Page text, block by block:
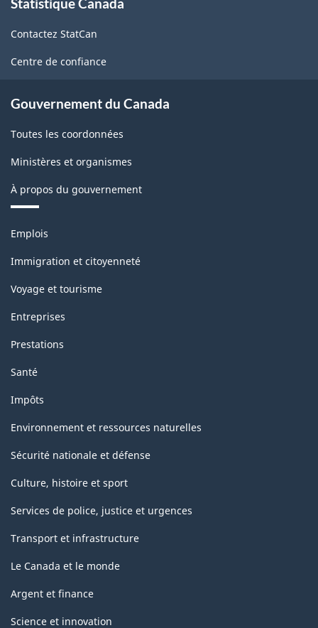
propos
ce
site
Contactez StatCan
Centre de confiance
Gouvernement du Canada
Toutes les coordonnées
Ministères et organismes
À propos du gouvernement
Thèmes
sujets
Emplois
Immigration et citoyenneté
Voyage et tourisme
Entreprises
Prestations
Santé
Impôts
Environnement et ressources naturelles
Sécurité nationale et défense
Culture, histoire et sport
Services de police, justice et urgences
Transport et infrastructure
Le Canada et le monde
Argent et finance
Science et innovation